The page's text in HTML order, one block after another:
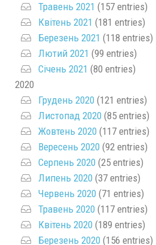
Травень 2021 (157 entries)
Квітень 2021 (181 entries)
Березень 2021 (118 entries)
Лютий 2021 (99 entries)
Січень 2021 (80 entries)
2020
Грудень 2020 (121 entries)
Листопад 2020 (85 entries)
Жовтень 2020 (117 entries)
Вересень 2020 (92 entries)
Серпень 2020 (25 entries)
Липень 2020 (37 entries)
Червень 2020 (71 entries)
Травень 2020 (117 entries)
Квітень 2020 (189 entries)
Березень 2020 (156 entries)